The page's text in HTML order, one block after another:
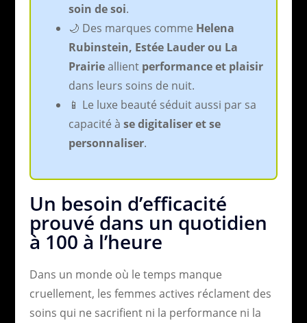
soin de soi.
🌙 Des marques comme Helena
Rubinstein, Estée Lauder ou La
Prairieallient performance et plaisir
dans leurs soins de nuit.
📱 Le luxe beauté séduit aussi par sa
capacité à se digitaliser et se
personnaliser.
Un besoin d’efficacité
prouvé dans un quotidien
à 100 à l’heure
Dans un monde où le temps manque
cruellement, les femmes actives réclament des
soins qui ne sacrifient ni la performance ni la